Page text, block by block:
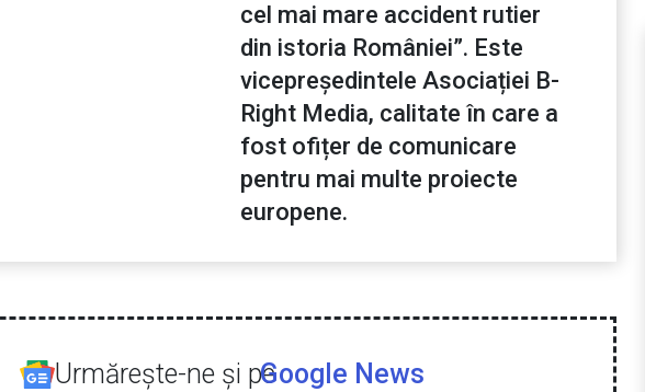
cel mai mare accident rutier
din istoria României”. Este
vicepreședintele Asociației B-
Right Media, calitate în care a
fost ofițer de comunicare
pentru mai multe proiecte
europene.
Urmăreşte-ne şi peGoogle News